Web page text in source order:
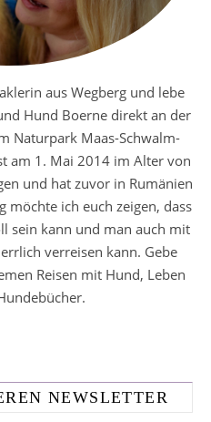
aus Wegberg und lebe
Hund Boerne direkt an der
Naturpark Maas-Schwalm-
am 1. Mai 2014 im Alter von
und hat zuvor in Rumänien
möchte ich euch zeigen, dass
sein kann und man auch mit
verreisen kann. Gebe
Reisen mit Hund, Leben
NEWSLETTER